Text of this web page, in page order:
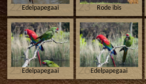
22Edelpapegaai 23 Rode ibis
25Edelpapegaai 26Edelpapegaai